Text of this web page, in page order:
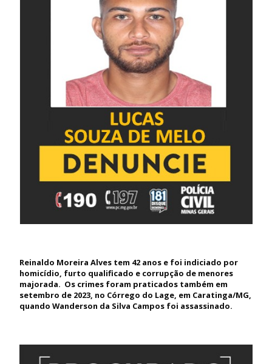
Reinaldo Moreira Alves tem 42 anos e foi indiciado por
homicídio, furto qualificado e corrupção de menores
majorada. Os crimes foram praticados também em
setembro de 2023, no Córrego do Lage, em Caratinga/MG,
quando Wanderson da Silva Campos foi assassinado.